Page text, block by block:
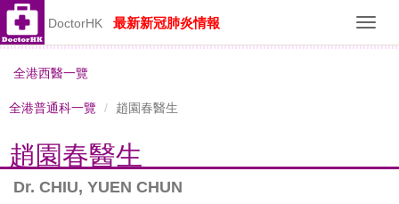
DoctorHK 最新新冠肺炎情報
全港西醫一覽
全港普通科一覽 趙園春醫生
趙園春醫生
Dr. CHIU, YUEN CHUN